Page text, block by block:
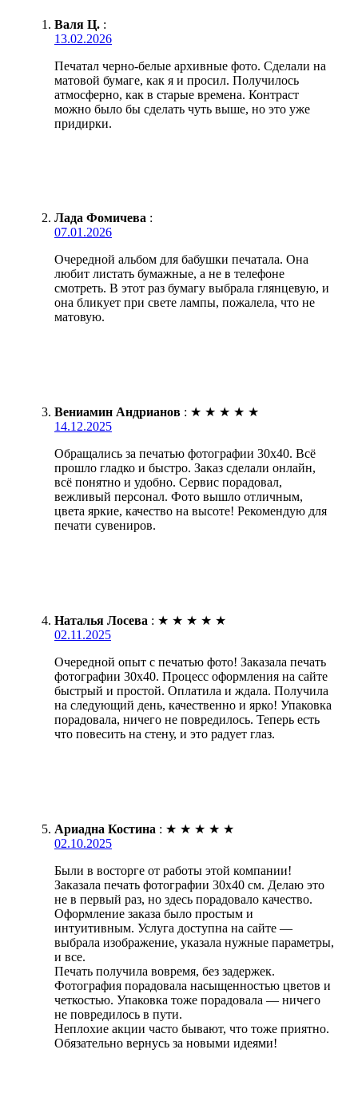
Валя Ц. :
13.02.2026
Печатал черно-белые архивные фото. Сделали на
матовой бумаге, как я и просил. Получилось
атмосферно, как в старые времена. Контраст
можно было бы сделать чуть выше, но это уже
придирки.
Лада Фомичева :
07.01.2026
Очередной альбом для бабушки печатала. Она
любит листать бумажные, а не в телефоне
смотреть. В этот раз бумагу выбрала глянцевую, и
она бликует при свете лампы, пожалела, что не
матовую.
Вениамин Андрианов : ★ ★ ★ ★ ★
14.12.2025
Обращались за печатью фотографии 30х40. Всё
прошло гладко и быстро. Заказ сделали онлайн,
всё понятно и удобно. Сервис порадовал,
вежливый персонал. Фото вышло отличным,
цвета яркие, качество на высоте! Рекомендую для
печати сувениров.
Наталья Лосева : ★ ★ ★ ★ ★
02.11.2025
Очередной опыт с печатью фото! Заказала печать
фотографии 30х40. Процесс оформления на сайте
быстрый и простой. Оплатила и ждала. Получила
на следующий день, качественно и ярко! Упаковка
порадовала, ничего не повредилось. Теперь есть
что повесить на стену, и это радует глаз.
Ариадна Костина : ★ ★ ★ ★ ★
02.10.2025
Были в восторге от работы этой компании!
Заказала печать фотографии 30х40 см. Делаю это
не в первый раз, но здесь порадовало качество.
Оформление заказа было простым и
интуитивным. Услуга доступна на сайте —
выбрала изображение, указала нужные параметры,
и все.
Печать получила вовремя, без задержек.
Фотография порадовала насыщенностью цветов и
четкостью. Упаковка тоже порадовала — ничего
не повредилось в пути.
Неплохие акции часто бывают, что тоже приятно.
Обязательно вернусь за новыми идеями!